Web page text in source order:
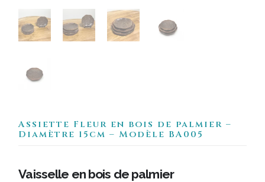
Assiette Fleur en bois de palmier –
Diamètre 15cm – Modèle BA005
Vaisselle en bois de palmier